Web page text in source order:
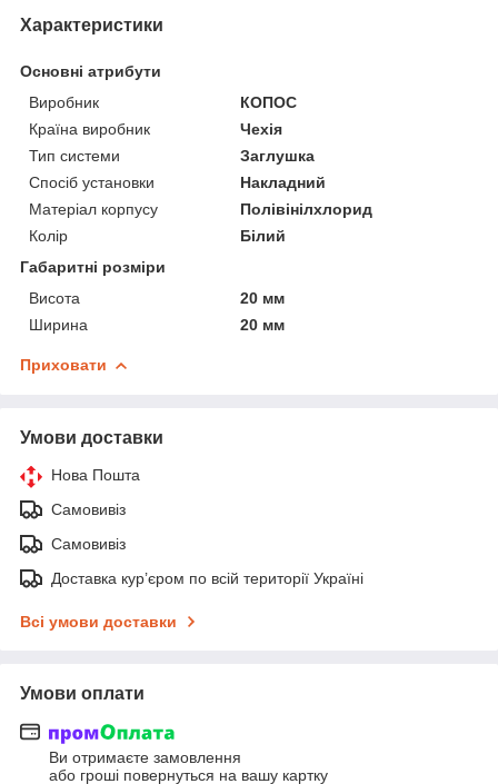
Характеристики
Основні атрибути
Виробник
КОПОС
Країна виробник
Чехія
Тип системи
Заглушка
Спосіб установки
Накладний
Матеріал корпусу
Полівінілхлорид
Колір
Білий
Габаритні розміри
Висота
20 мм
Ширина
20 мм
Приховати
Умови доставки
Нова Пошта
Самовивіз
Самовивіз
Доставка кур’єром по всій території Україні
Всі умови доставки
Умови оплати
Ви отримаєте замовлення
або гроші повернуться на вашу картку